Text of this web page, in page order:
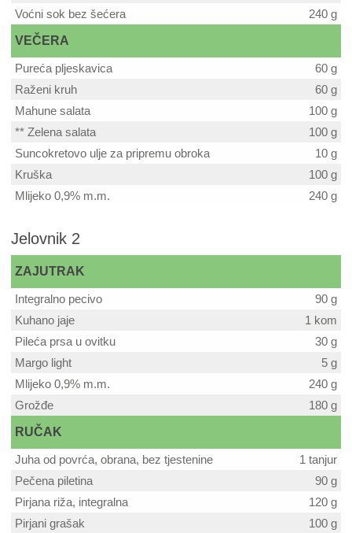
Voćni sok bez šećera
240 g
VEČERA
Pureća pljeskavica
60 g
Raženi kruh
60 g
Mahune salata
100 g
** Zelena salata
100 g
Suncokretovo ulje za pripremu obroka
10 g
Kruška
100 g
Mlijeko 0,9% m.m.
240 g
Jelovnik 2
ZAJUTRAK
Integralno pecivo
90 g
Kuhano jaje
1 kom
Pileća prsa u ovitku
30 g
Margo light
5 g
Mlijeko 0,9% m.m.
240 g
Grožđe
180 g
RUČAK
Juha od povrća, obrana, bez tjestenine
1 tanjur
Pečena piletina
90 g
Pirjana riža, integralna
120 g
Pirjani grašak
100 g